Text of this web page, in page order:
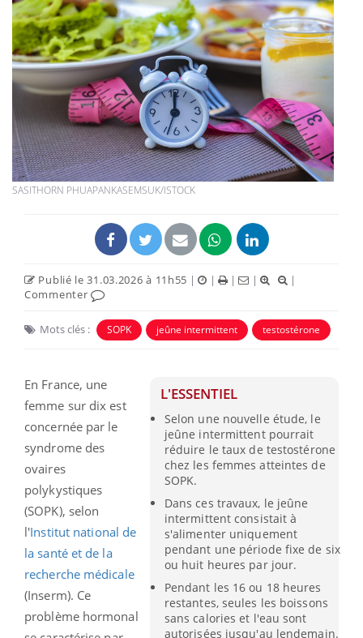
SASITHORN PHUAPANKASEMSUK/ISTOCK
Publié le 31.03.2026 à 11h55 | | | |
|
Commenter
Mots clés : SOPK jeûne intermittent testostérone
L'ESSENTIEL
Selon une nouvelle étude, le
jeûne intermittent pourrait
réduire le taux de testostérone
chez les femmes atteintes de
SOPK.
Dans ces travaux, le jeûne
intermittent consistait à
s'alimenter uniquement
pendant une période fixe de six
ou huit heures par jour.
Pendant les 16 ou 18 heures
restantes, seules les boissons
sans calories et l'eau sont
autorisées jusqu'au lendemain.
En France, une
femme sur dix est
concernée par le
syndrome des
ovaires
polykystiques
(SOPK), selon
l'Institut national de
la santé et de la
recherche médicale
(Inserm). Ce
problème hormonal